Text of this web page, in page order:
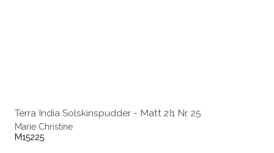
Terra India Solskinspudder - Matt 2I1 Nr. 25
Marie Christine
M15225